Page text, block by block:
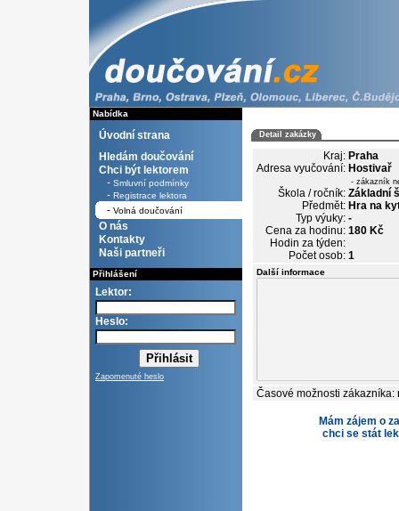
Nabídka
Úvodní strana
Hledám doučování
Chci být lektorem
- Smluvní podmínky
- Registrace lektora
- Volná doučování
O nás
Kontakty
Naši partneři
Přihlášení
Lektor:
Heslo:
Zapomenuté heslo
Detail zakázky
Kraj: Praha
Adresa vyučování: Hostivař
- zákazník
Škola / ročník: Základní
Předmět: Hra na
Typ výuky: -
Cena za hodinu: 180 Kč
Hodin za týden:
Počet osob: 1
Další informace
Časové možnosti zákazníka:
Mám zájem o
chci se stát